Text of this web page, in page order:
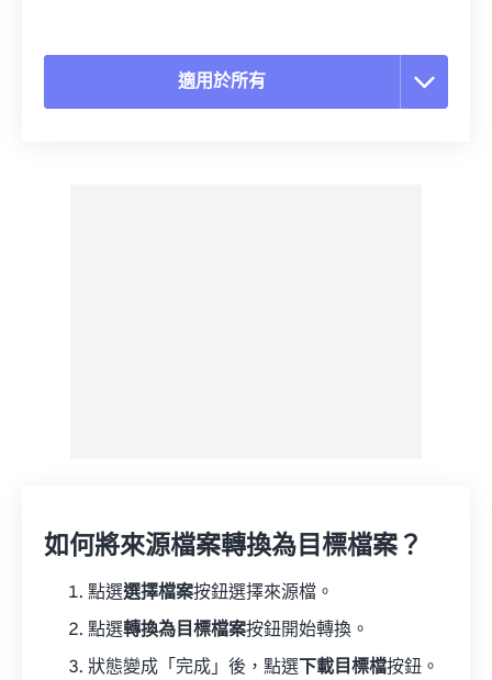
適用於所有
如何將來源檔案轉換為目標檔案？
點選選擇檔案按鈕選擇來源檔。
點選轉換為目標檔案按鈕開始轉換。
狀態變成「完成」後，點選 下載目標檔按鈕。